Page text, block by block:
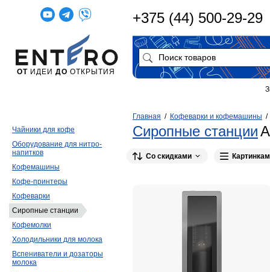
Главная / Кофеварки и кофемашины
Сиропные станции
Со скидками
Чайники для кофе
Оборудование для нитро-
напитков
Кофемашины
Кофе-принтеры
Кофеварки
Сиропные станции
Кофемолки
Холодильники для молока
Вспениватели и дозаторы
молока
ОТ ИДЕИ ДО ОТКРЫТИЯ
+375 (44) 500-29-29